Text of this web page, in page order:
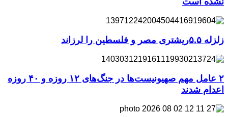
زلزله ۵.۵ریشتری مصر و فلسطین را لرزاند
۲ عامل مهم صهیونیست‌ها در جنگ‌های ۱۲ روزه و ۴۰ روزه
اعدام شدند